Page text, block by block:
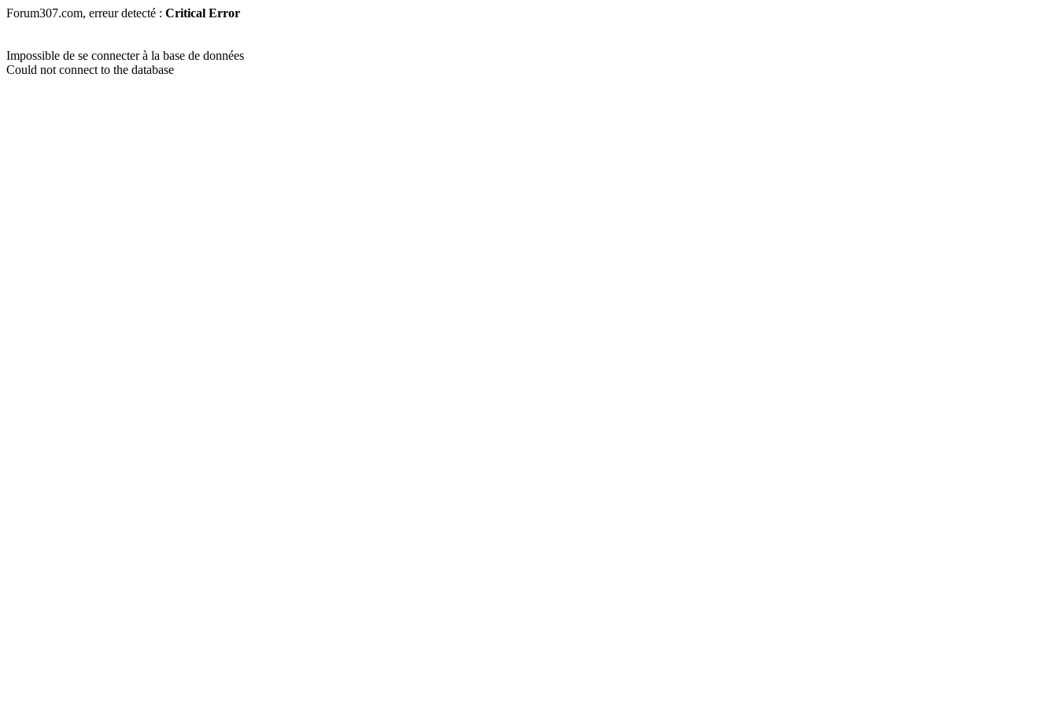
Forum307.com, erreur detecté : Critical Error
Impossible de se connecter à la base de données
Could not connect to the database